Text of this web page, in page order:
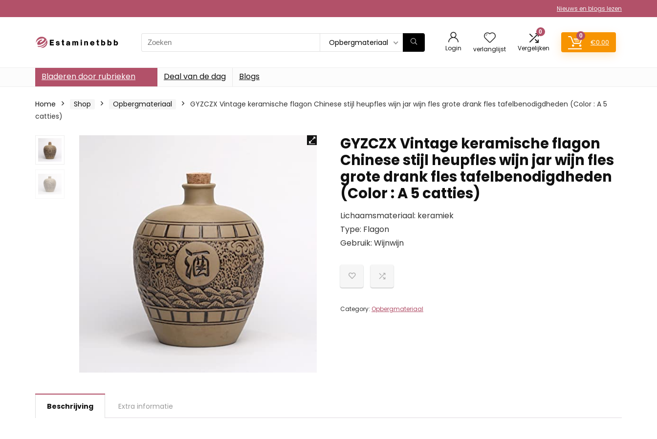
Nieuws en blogs lezen
Search
for:
Opbergmateriaal
Login verlanglijst
0
Vergelijken
0
€0.00
Bladeren door rubrieken Deal van de dag Blogs
Home Shop Opbergmateriaal
GYZCZX Vintage keramische flagon Chinese stijl heupfles wijn jar wijn fles grote drank fles tafelbenodigdheden (Color : A 5
catties)
GYZCZX Vintage keramische flagon
Chinese stijl heupfles wijn jar wijn fles
grote drank fles tafelbenodigdheden
(Color : A 5 catties)
Lichaamsmateriaal: keramiek
Type: Flagon
Gebruik: Wijnwijn
Category: Opbergmateriaal
Beschrijving Extra informatie